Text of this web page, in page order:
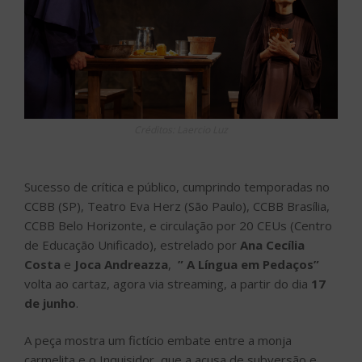
Sucesso de crítica e público, cumprindo temporadas no
CCBB (SP), Teatro Eva Herz (São Paulo), CCBB Brasília,
CCBB Belo Horizonte, e circulação por 20 CEUs (Centro
de Educação Unificado), estrelado por Ana Cecília
Costa e Joca Andreazza, ” A Língua em Pedaços”
volta ao cartaz, agora via streaming, a partir do dia 17
de junho.
A peça mostra um fictício embate entre a monja